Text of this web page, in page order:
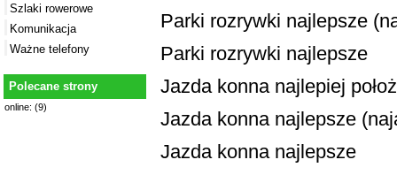
Szlaki rowerowe
Komunikacja
Ważne telefony
Polecane strony
online: (9)
Parki rozrywki najlepsze
Parki rozrywki najlepsze
Jazda konna najlepiej
Jazda konna najlepsze
Jazda konna najlepsze